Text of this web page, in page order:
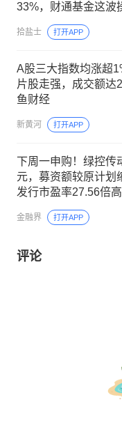
33%，财通基金这波
拾盐士 打开APP
A股三大指数均涨超
片股走强，成交额达
鱼财经
新黄河 打开APP
下周一申购！绿控传
元，募资额较原计划
发行市盈率27.56倍
金融界 打开APP
评论